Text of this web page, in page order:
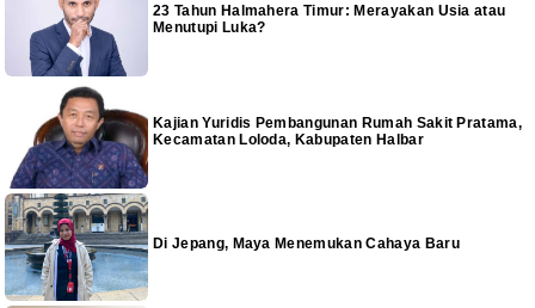
23 Tahun Halmahera Timur: Merayakan Usia atau
Menutupi Luka?
Kajian Yuridis Pembangunan Rumah Sakit Pratama,
Kecamatan Loloda, Kabupaten Halbar
Di Jepang, Maya Menemukan Cahaya Baru